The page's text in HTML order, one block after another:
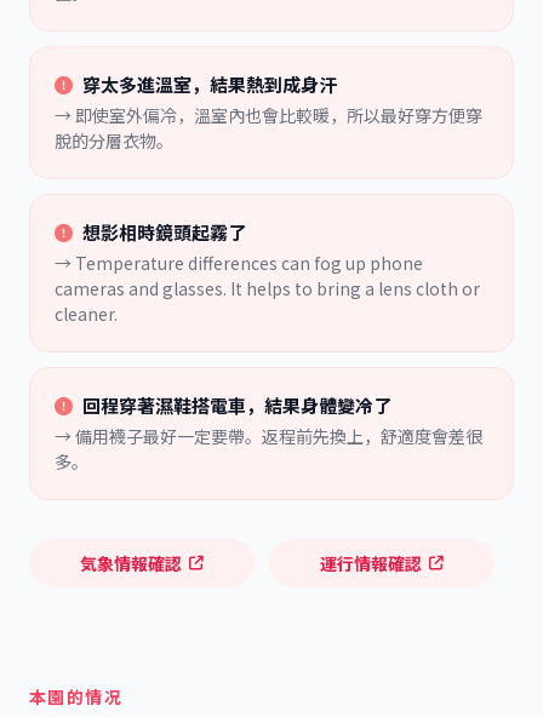
穿太多進溫室，結果熱到成身汗
→ 即使室外偏冷，溫室內也會比較暖，所以最好穿方便穿
脫的分層衣物。
想影相時鏡頭起霧了
→ Temperature differences can fog up phone
cameras and glasses. It helps to bring a lens cloth or
cleaner.
回程穿著濕鞋搭電車，結果身體變冷了
→ 備用襪子最好一定要帶。返程前先換上，舒適度會差很
多。
気象情報確認 運行情報確認
本園的情况